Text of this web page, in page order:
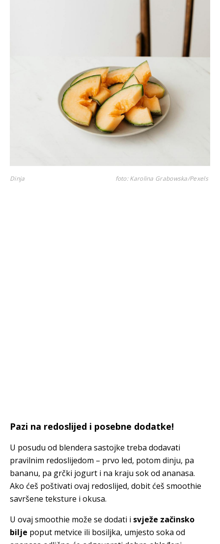
Dinja foto: Karolina Grabowska/Pexels
Pazi na redoslijed i posebne dodatke!
U posudu od blendera sastojke treba dodavati
pravilnim redoslijedom – prvo led, potom dinju, pa
bananu, pa grčki jogurt i na kraju sok od ananasa.
Ako ćeš poštivati ovaj redoslijed, dobit ćeš smoothie
savršene teksture i okusa.
U ovaj smoothie može se dodati i svježe začinsko
bilje poput metvice ili bosiljka, umjesto soka od